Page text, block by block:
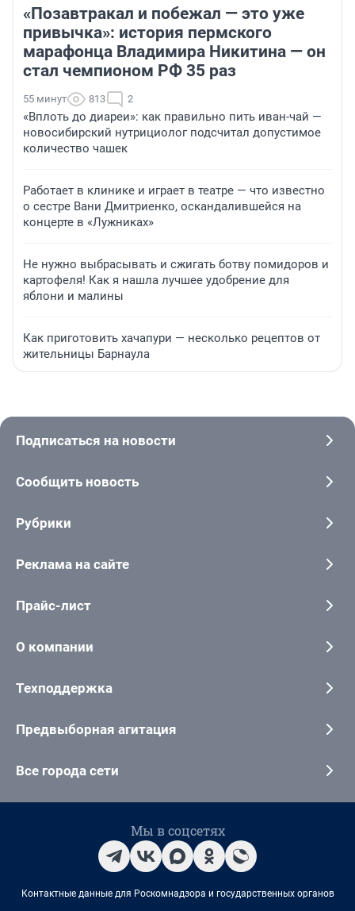
«Позавтракал и побежал — это уже
привычка»: история пермского
марафонца Владимира Никитина — он
стал чемпионом РФ 35 раз
55 минут 813 2
«Вплоть до диареи»: как правильно пить иван-чай —
новосибирский нутрициолог подсчитал допустимое
количество чашек
Работает в клинике и играет в театре — что известно
о сестре Вани Дмитриенко, оскандалившейся на
концерте в «Лужниках»
Не нужно выбрасывать и сжигать ботву помидоров и
картофеля! Как я нашла лучшее удобрение для
яблони и малины
Как приготовить хачапури — несколько рецептов от
жительницы Барнаула
Подписаться на новости
Сообщить новость
Рубрики
Реклама на сайте
Прайс-лист
О компании
Техподдержка
Предвыборная агитация
Все города сети
Мы в соцсетях
Контактные данные для Роскомнадзора и государственных органов